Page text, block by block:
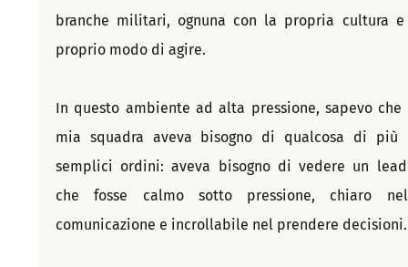
branche militari, ognuna con la propria cultura
proprio modo di agire.
In questo ambiente ad alta pressione, sapevo che
mia squadra aveva bisogno di qualcosa di più
semplici ordini: aveva bisogno di vedere un
che fosse calmo sotto pressione, chiaro
comunicazione e incrollabile nel prendere decisioni.